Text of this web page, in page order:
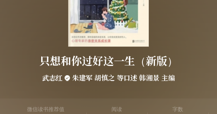
只想和你过好这一生（新版）
武志红 朱建军 胡慎之 等口述 韩湘景 主编
微信读书推荐值 阅读 字数